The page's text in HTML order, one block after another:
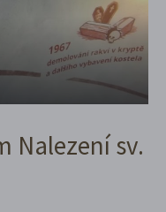
Nalezení sv.